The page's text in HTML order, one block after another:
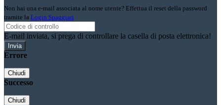
Non hai una e-mail associata al nome utente? Effettua il reset della password
tramite la Login Spaggiari
E-mail inviata, si prega di controllare la casella di posta elettronica!
Errore
Chiudi
Successo
Chiudi